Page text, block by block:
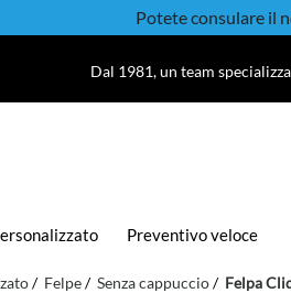
Potete consulare il
Dal 1981, un team
Preventivo veloce
Felpe Senza cappuccio Felpa